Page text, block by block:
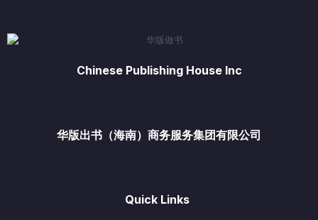
Chinese Publishing House Inc
华版出书（海南）商务服务集团有限公司
Quick Links